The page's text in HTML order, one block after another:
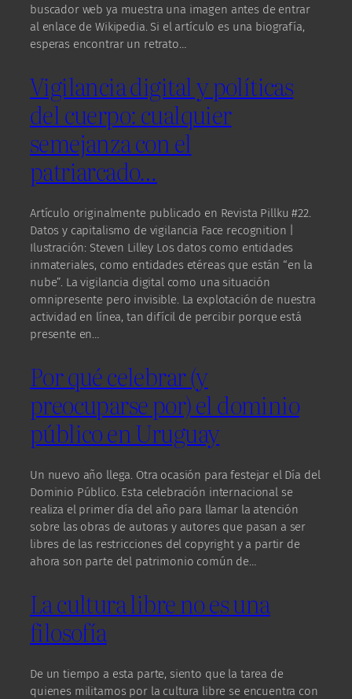
buscador web ya muestra una imagen antes de entrar
al enlace de Wikipedia. Si el artículo es una biografía,
esperas encontrar un retrato…
Vigilancia digital y políticas
del cuerpo: cualquier
semejanza con el
patriarcado…
Artículo originalmente publicado en Revista Pillku #22.
Datos y capitalismo de vigilancia Face recognition |
Ilustración: Steven Lilley Los datos como entidades
inmateriales, como entidades etéreas que están “en la
nube”. La vigilancia digital como una situación
omnipresente pero invisible. La explotación de nuestra
actividad en línea, tan difícil de percibir porque está
presente en…
Por qué celebrar (y
preocuparse por) el dominio
público en Uruguay
Un nuevo año llega. Otra ocasión para festejar el Día del
Dominio Público. Esta celebración internacional se
realiza el primer día del año para llamar la atención
sobre las obras de autoras y autores que pasan a ser
libres de las restricciones del copyright y a partir de
ahora son parte del patrimonio común de…
La cultura libre no es una
filosofía
De un tiempo a esta parte, siento que la tarea de
quienes militamos por la cultura libre se encuentra con